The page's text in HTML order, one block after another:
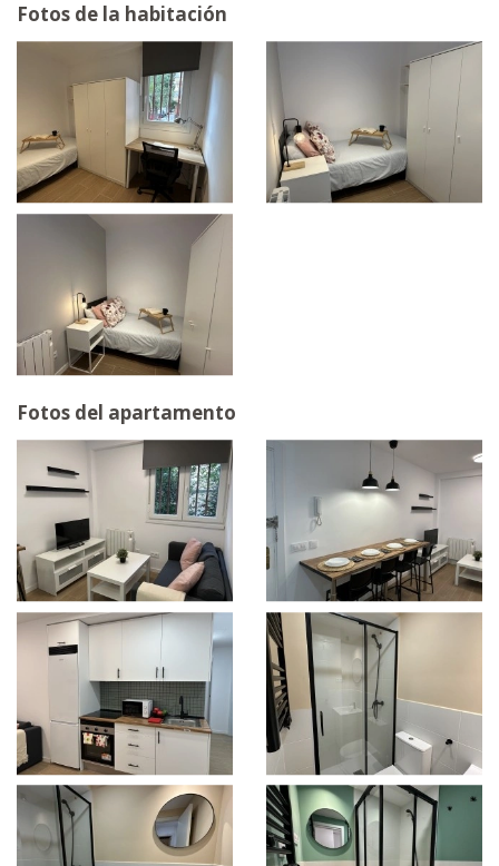
Fotos de la habitación
Fotos del apartamento